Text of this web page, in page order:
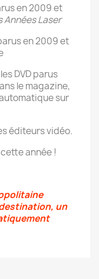
en 2009 et
Années Laser
en 2009 et
DVD parus
le magazine,
sur
éditeurs vidéo.
année !
un